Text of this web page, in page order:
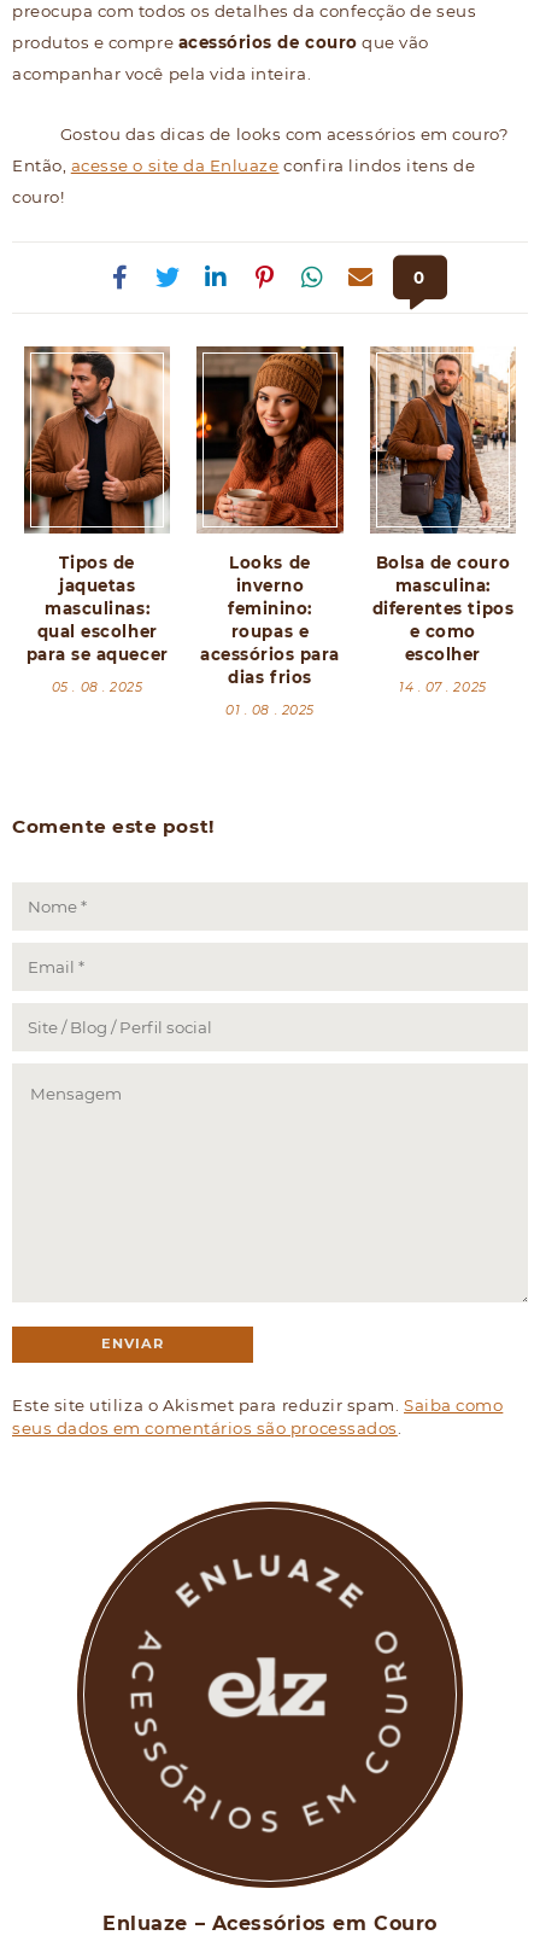
preocupa com todos os detalhes da confecção de seus
produtos e compre acessórios de couro que vão
acompanhar você pela vida inteira.
Gostou das dicas de looks com acessórios em couro?
Então, acesse o site da Enluaze confira lindos itens de
couro!
0
Tipos de
jaquetas
masculinas:
qual escolher
para se aquecer
05 . 08 . 2025
Looks de
inverno
feminino:
roupas e
acessórios para
dias frios
01 . 08 . 2025
Bolsa de couro
masculina:
diferentes tipos
e como
escolher
14 . 07 . 2025
Comente este post!
Este site utiliza o Akismet para reduzir spam.Saiba como
seus dados em comentários são processados.
Enluaze – Acessórios em Couro